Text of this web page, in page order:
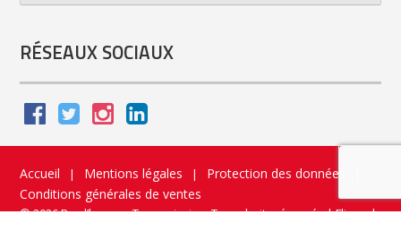
RÉSEAUX SOCIAUX
Accueil | Mentions légales | Protection des données
Conditions générales de ventes
© 2026 Prud’homme Transmission. Tous droits réservés|Flippad